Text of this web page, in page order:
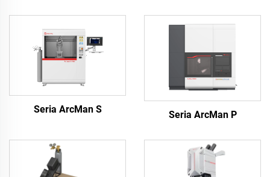
Seria ArcMan S Seria ArcMan P